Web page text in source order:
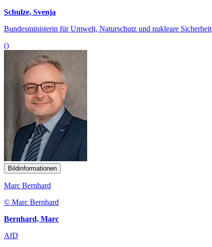
Schulze, Svenja
Bundesministerin für Umwelt, Naturschutz und nukleare Sicherheit
()
Bildinformationen
Marc Bernhard
© Marc Bernhard
Bernhard, Marc
AfD